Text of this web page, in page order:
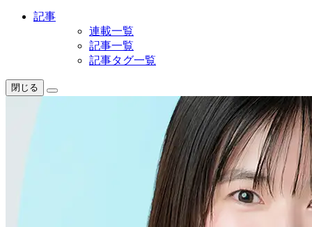
記事
連載一覧
記事一覧
記事タグ一覧
閉じる